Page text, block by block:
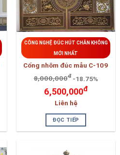
CÔNG NGHỆ ĐÚC HÚT CHÂN KHÔNG
MỚI NHẤT
Cổng nhôm đúc mẫu C-109
8,000,000đ -18.75%
6,500,000đ
Liên hệ
ĐỌC TIẾP